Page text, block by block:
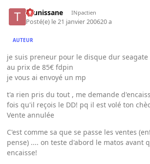
tounissane INpactien
Posté(e) le 21 janvier 200620 a
AUTEUR
je suis preneur pour le disque dur seagate
au prix de 85€ fdpin
je vous ai envoyé un mp
t'a rien pris du tout , me demande
fois qu'il reçois le DD! pq il est volé ton
Vente annulée
C'est comme sa que se passe les ventes
pense) .... on teste d'abord le matos avant
encaisse!